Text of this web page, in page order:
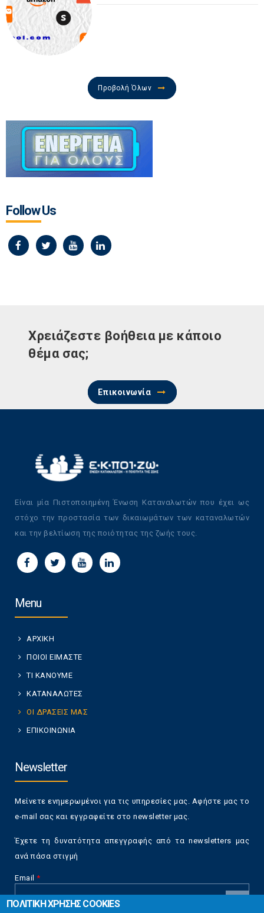
Προβολή Όλων
Follow Us
Χρειάζεστε βοήθεια με κάποιο
θέμα σας;
Επικοινωνία
Είναι μία Πιστοποιημένη Ένωση Καταναλωτών που έχει ως
στόχο την προστασία των δικαιωμάτων των καταναλωτών
και την βελτίωση της ποιότητας της ζωής τους.
Menu
ΑΡΧΙΚΗ
ΠΟΙΟΙ ΕΙΜΑΣΤΕ
ΤΙ ΚΑΝΟΥΜΕ
ΚΑΤΑΝΑΛΩΤΕΣ
ΟΙ ΔΡΑΣΕΙΣ ΜΑΣ
ΕΠΙΚΟΙΝΩΝΙΑ
Newsletter
Μείνετε ενημερωμένοι για τις υπηρεσίες μας. Αφήστε μας το
e-mail σας και εγγραφείτε στο newsletter μας.
Έχετε τη δυνατότητα απεγγραφής από τα newsletters μας
ανά πάσα στιγμή
Email *
ΠΟΛΙΤΙΚΗ ΧΡΗΣΗΣ COOKIES